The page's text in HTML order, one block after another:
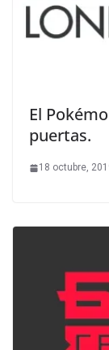
El
puertas.
18 octubre,